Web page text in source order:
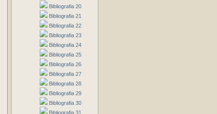
Bibliografia 20
Bibliografia 21
Bibliografia 22
Bibliografia 23
Bibliografia 24
Bibliografia 25
Bibliografia 26
Bibliografia 27
Bibliografia 28
Bibliografia 29
Bibliografia 30
Bibliografia 31